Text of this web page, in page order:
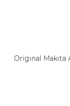
Original Makita Akku 18 V BL1815